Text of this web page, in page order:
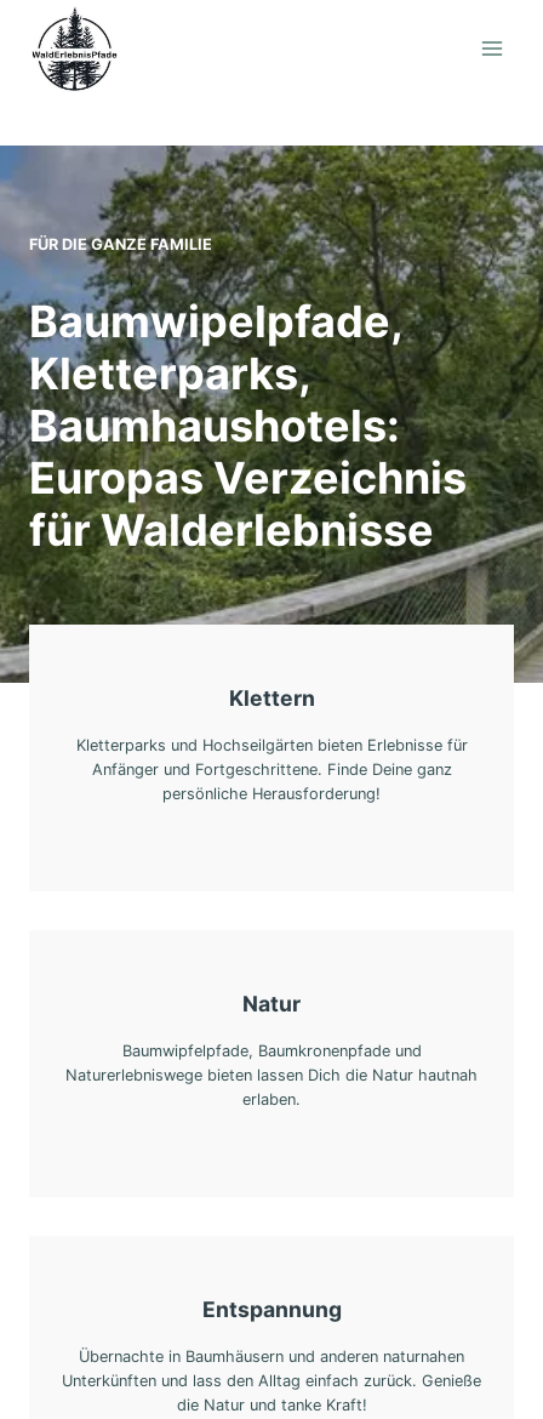
Inhalt
springen
FÜR DIE GANZE FAMILIE
Baumwipelpfade,
Kletterparks,
Baumhaushotels:
Europas Verzeichnis
für Walderlebnisse
Klettern
Kletterparks und Hochseilgärten bieten Erlebnisse für
Anfänger und Fortgeschrittene. Finde Deine ganz
persönliche Herausforderung!
Natur
Baumwipfelpfade, Baumkronenpfade und
Naturerlebniswege bieten lassen Dich die Natur hautnah
erlaben.
Entspannung
Übernachte in Baumhäusern und anderen naturnahen
Unterkünften und lass den Alltag einfach zurück. Genieße
die Natur und tanke Kraft!